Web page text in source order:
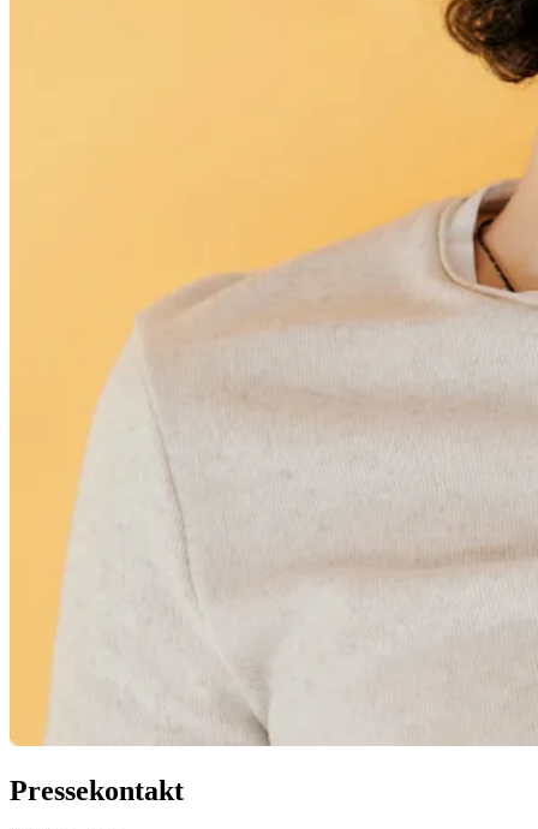
Pressekontakt